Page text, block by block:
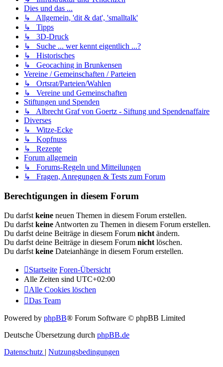
Dies und das ...
↳ Allgemein, 'dit & dat', 'smalltalk'
↳ Tipps
↳ 3D-Druck
↳ Suche ... wer kennt eigentlich ...?
↳ Historisches
↳ Geocaching in Brunkensen
Vereine / Gemeinschaften / Parteien
↳ Ortsrat/Parteien/Wahlen
↳ Vereine und Gemeinschaften
Stiftungen und Spenden
↳ Albrecht Graf von Goertz - Siftung und Spendenaffaire
Diverses
↳ Witze-Ecke
↳ Kopfnuss
↳ Rezepte
Forum allgemein
↳ Forums-Regeln und Mitteilungen
↳ Fragen, Anregungen & Tests zum Forum
Berechtigungen in diesem Forum
Du darfst keine neuen Themen in diesem Forum erstellen.
Du darfst keine Antworten zu Themen in diesem Forum erstellen.
Du darfst deine Beiträge in diesem Forum nicht ändern.
Du darfst deine Beiträge in diesem Forum nicht löschen.
Du darfst keine Dateianhänge in diesem Forum erstellen.
Startseite Foren-Übersicht
Alle Zeiten sind UTC+02:00
Alle Cookies löschen
Das Team
Powered by phpBB® Forum Software © phpBB Limited
Deutsche Übersetzung durch phpBB.de
Datenschutz | Nutzungsbedingungen